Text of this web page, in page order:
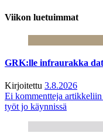
Viikon luetuimmat
GRK:lle infraurakka
Kirjoitettu 3.8.2026
Ei kommentteja artikkeliin
työt jo käynnissä